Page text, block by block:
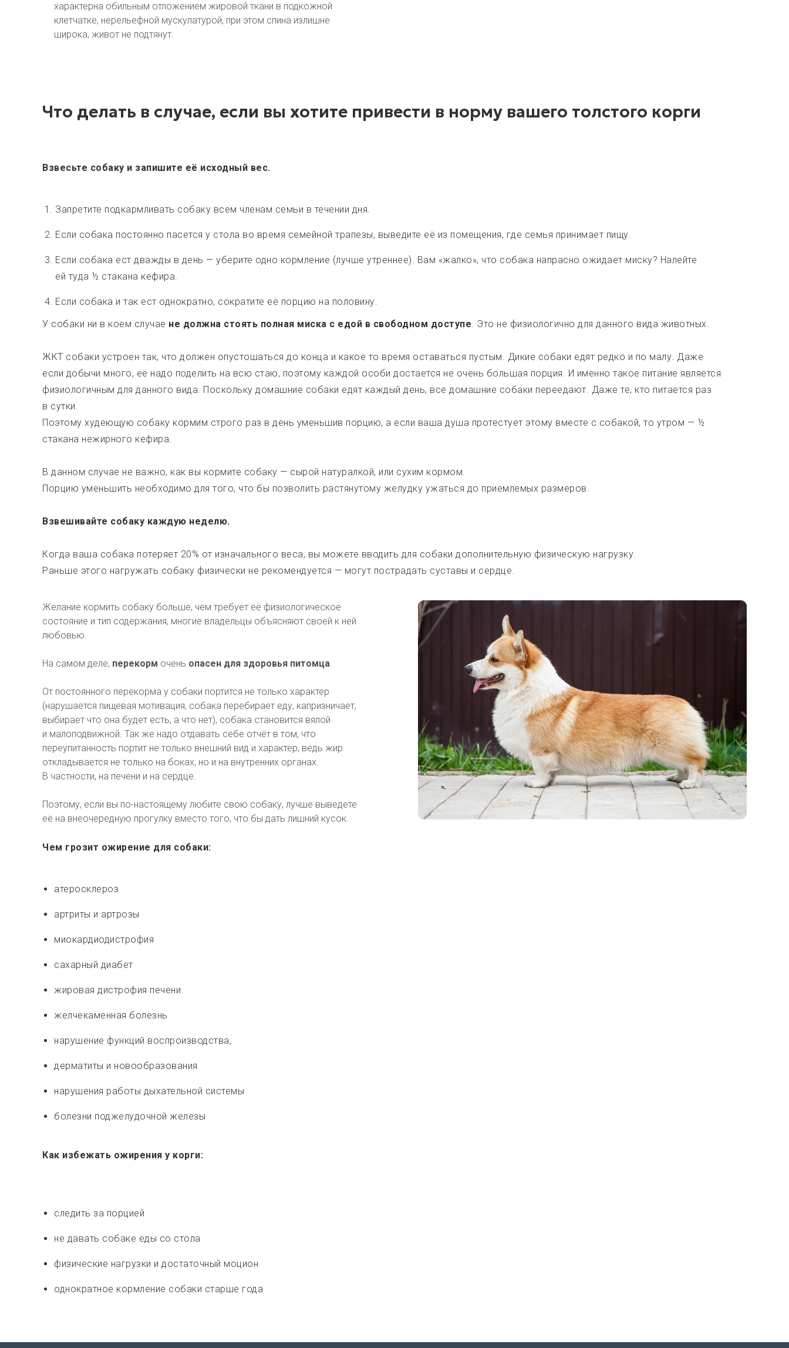
характерна обильным отложением жировой ткани в подкожной
клетчатке, нерельефной мускулатурой, при этом спина излишне
широка, живот не подтянут.
Что делать в случае, если вы хотите привести в норму вашего толстого корги
Взвесьте собаку и запишите её исходный вес.
Запретите подкармливать собаку всем членам семьи в течении дня.
Если собака постоянно пасется у стола во время семейной трапезы, выведите её из помещения, где семья принимает пищу.
Если собака ест дважды в день — уберите одно кормление (лучше утреннее). Вам «жалко», что собака напрасно ожидает миску? Налейте
ей туда ½ стакана кефира.
Если собака и так ест однократно, сократите её порцию на половину.
У собаки ни в коем случае не должна стоять полная миска с едой в свободном доступе. Это не физиологично для данного вида животных.
ЖКТ собаки устроен так, что должен опустошаться до конца и какое то время оставаться пустым. Дикие собаки едят редко и по малу. Даже
если добычи много, её надо поделить на всю стаю, поэтому каждой особи достается не очень большая порция. И именно такое питание является
физиологичным для данного вида. Поскольку домашние собаки едят каждый день, все домашние собаки переедают. Даже те, кто питается раз
в сутки.
Поэтому худеющую собаку кормим строго раз в день уменьшив порцию, а если ваша душа протестует этому вместе с собакой, то утром — ½
стакана нежирного кефира.
В данном случае не важно, как вы кормите собаку — сырой натуралкой, или сухим кормом.
Порцию уменьшить необходимо для того, что бы позволить растянутому желудку ужаться до приемлемых размеров.
Взвешивайте собаку каждую неделю.
Когда ваша собака потеряет 20% от изначального веса, вы можете вводить для собаки дополнительную физическую нагрузку.
Раньше этого нагружать собаку физически не рекомендуется — могут пострадать суставы и сердце.
Желание кормить собаку больше, чем требует её физиологическое
состояние и тип содержания, многие владельцы объясняют своей к ней
любовью.
На самом деле, перекорм очень опасен для здоровья питомца.
От постоянного перекорма у собаки портится не только характер
(нарушается пищевая мотивация, собака перебирает еду, капризничает,
выбирает что она будет есть, а что нет), собака становится вялой
и малоподвижной. Так же надо отдавать себе отчёт в том, что
переупитанность портит не только внешний вид и характер, ведь жир
откладывается не только на боках, но и на внутренних органах.
В частности, на печени и на сердце.
Поэтому, если вы по-настоящему любите свою собаку, лучше выведете
её на внеочередную прогулку вместо того, что бы дать лишний кусок.
Чем грозит ожирение для собаки:
атеросклероз
артриты и артрозы
миокардиодистрофия
сахарный диабет
жировая дистрофия печени
желчекаменная болезнь
нарушение функций воспроизводства,
дерматиты и новообразования
нарушения работы дыхательной системы
болезни поджелудочной железы
Как избежать ожирения у корги:
следить за порцией
не давать собаке еды со стола
физические нагрузки и достаточный моцион
однократное кормление собаки старше года